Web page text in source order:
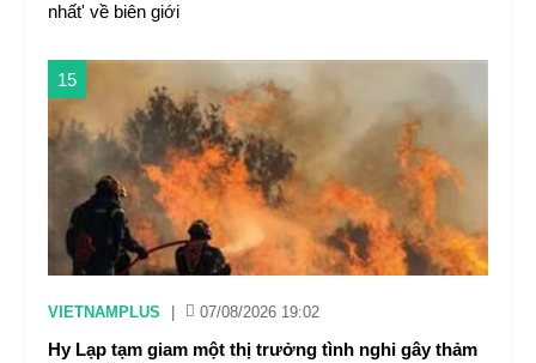
nhất' về biên giới
15
VIETNAMPLUS 07/08/2026 19:02
Hy Lạp tạm giam một thị trưởng tình nghi gây thảm